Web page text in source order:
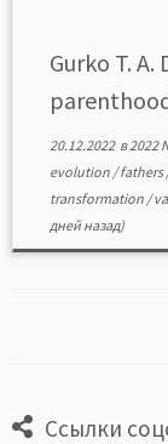
Gurko T.
20.12.2022в2022
evolution /fathers
transformation /
дней назад)
Ссылки